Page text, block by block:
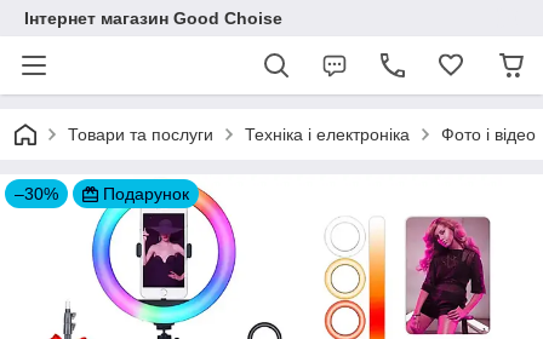
Інтернет магазин Good Choise
Товари та послуги Техніка і електроніка Фото і відео
–30% Подарунок